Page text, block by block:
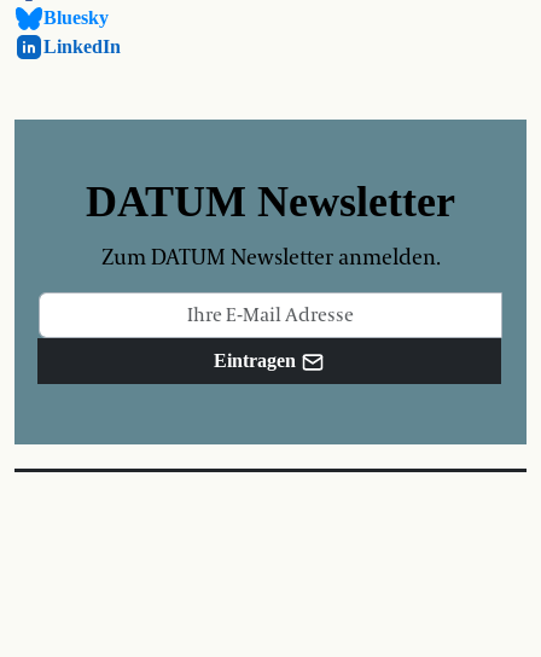
Bluesky
LinkedIn
DATUM Newsletter
Zum DATUM Newsletter anmelden.
Eintragen